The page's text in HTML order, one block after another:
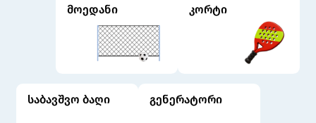
მოედანი
კორტი
საბავშვო ბაღი გენერატორი